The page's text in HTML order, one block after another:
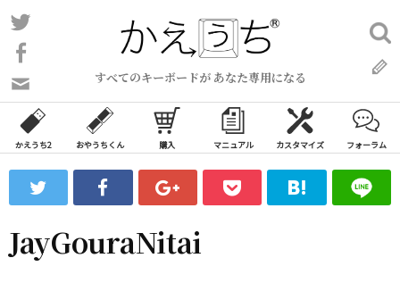
コ
ン
ン
ツ
ス
ッ
プ
すべてのキーボードが あなた専用になる
い
合
わ
フ
ォ
ム
検
索:
かえうち2 おやうちくん 購入 マニュアル カスタマイズ フォーラム
JayGouraNitai